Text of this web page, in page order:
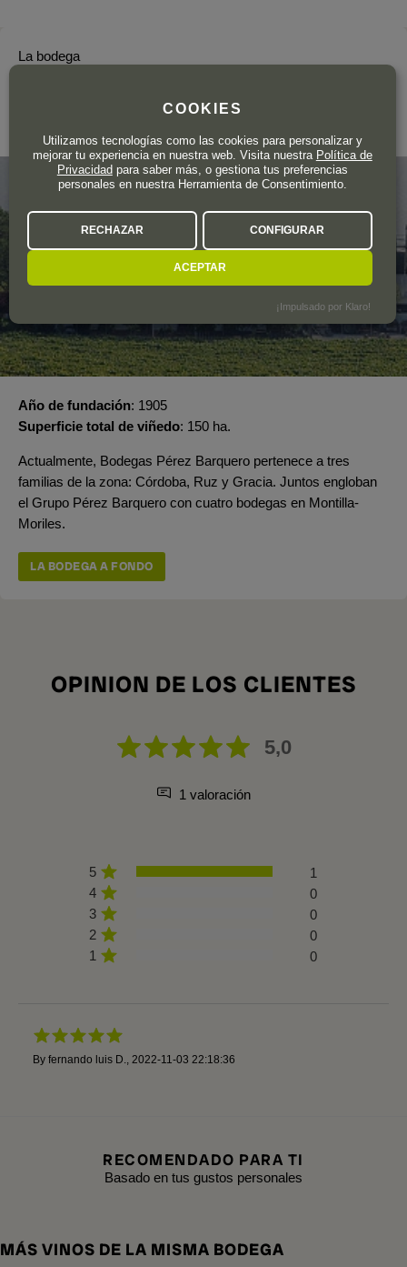
La bodega
Año de fundación 1905
Superficie total de viñedo 150 ha.
Actualmente, Bodegas Pérez Barquero pertenece a tres
familias de la zona: Córdoba, Ruz y Gracia. Juntos engloban
el Grupo Pérez Barquero con cuatro bodegas en Montilla-
Moriles.
LA BODEGA A FONDO
OPINION DE LOS CLIENTES
5,0
1 valoración
5
1
4
0
3
0
2
0
1
0
By fernando luis D. 2022-11-03 22:18:36
RECOMENDADO PARA TI
Basado en tus gustos personales
MÁS VINOS DE LA MISMA BODEGA
COOKIES
Utilizamos tecnologías como las cookies para personalizar y
mejorar tu experiencia en nuestra web. Visita nuestra Política de
Privacidadpara saber más, o gestiona tus preferencias
personales en nuestra Herramienta de Consentimiento.
RECHAZAR CONFIGURAR
ACEPTAR
¡Impulsado por Klaro!